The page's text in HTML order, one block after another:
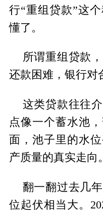
行“重组贷款”这
懂了。
所谓重组贷款
还款困难，银行对
这类贷款往往
点像一个蓄水池
面，池子里的水
产质量的真实走向。
翻一翻过去几
位起伏相当大。